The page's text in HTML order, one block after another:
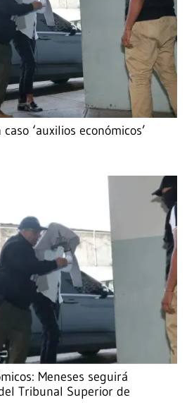
‘auxilios económicos’
Meneses seguirá
Tribunal Superior de